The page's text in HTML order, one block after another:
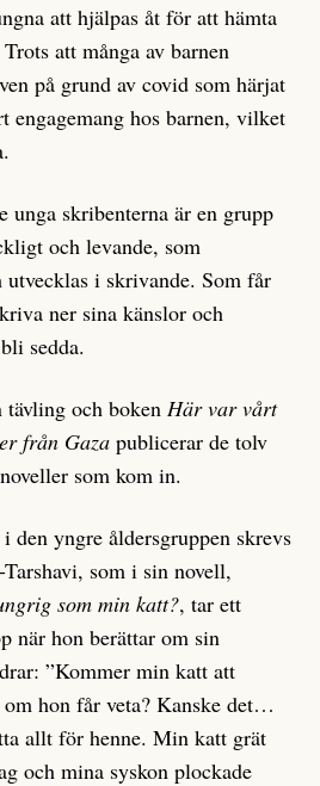
att hjälpas åt för att hämta
att många av barnen
på grund av covid som härjat
engagemang hos barnen, vilket
unga skribenterna är en grupp
och levande, som
i skrivande. Som får
ner sina känslor och
sedda.
och boken Här var vårt
från Gaza publicerar de tolv
som kom in.
den yngre åldersgruppen skrevs
som i sin novell,
som min katt?, tar ett
när hon berättar om sin
”Kommer min katt att
hon får veta? Kanske det…
allt för henne. Min katt grät
och mina syskon plockade